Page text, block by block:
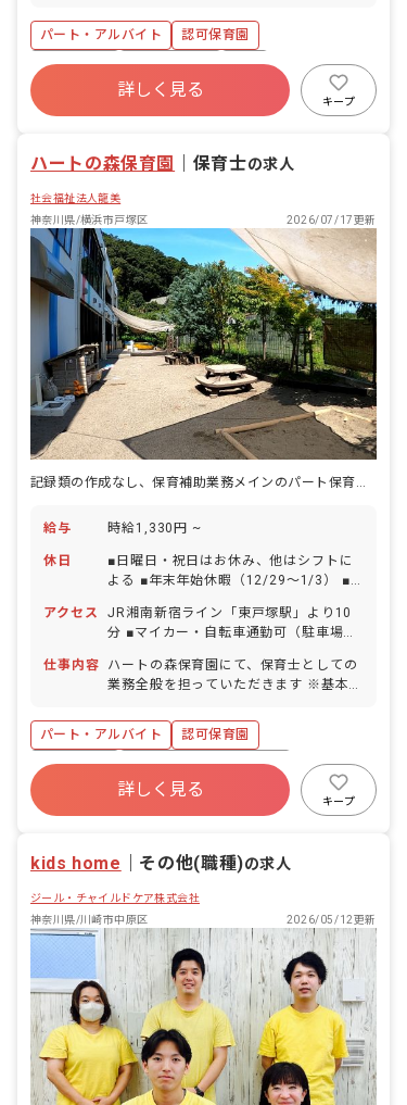
添乗など ＜クラス定員＞ 0歳児クラス
7名／職員3名 1歳児クラス 19名／職員
4名 2歳児クラス 19名／職員4名 3歳児
クラス 20名／職員2名 4歳児クラス
20名／職員2名 5歳児クラス 20名／職
員2名 ※フリー4名、主任1名になりま
していることなど） 「働く保護者を応援
けではなく保護者のサポートも大切に考
えています。また、保護者の要望には柔
軟に対応しています。baby homeは体験
と主体性を大切に保育計画を考えてお
り、英語、リトミック、サッカー、スイ
ミングなど幼児教育を実践しています。
総床面積が493平米の園内では広々と保
育が行なえますよ！
パート・アルバイト
認可保育園
正社員登用
社会保険完備
有給
昇給昇進あり
未経験歓迎
詳しく見る
キープ
ハートの森保育園 保育士の求人
社会福祉法人龍美
神奈川県/横浜市戸塚区
2026/07/17更新
給与 時給1,330円 ~
休日
■日曜日・祝日はお休み、他はシフトに
よる ■年末年始休暇（12/29～1/3） ■
日単位での取得可能／有給休暇を使って
5日以上の連休も取得可能） ■慶弔休暇
■出産前後・育児休暇（取得率100％・
復帰率100%） ■介護休暇・看護休暇
アクセス
JR湘南新宿ライン「東戸塚駅」より10
分 ■マイカー・自転車通勤可（駐車場は
仕事内容
ハートの森保育園にて、保育士としての
業務全般を担っていただきます ※基本的
具体的な仕事内容 ・保育補助 ・個別日
誌 ・ 配膳 ・連絡帳 など
パート・アルバイト
認可保育園
正社員登用
寮・住宅・家賃補助あり
社会保険完備
有給
福利厚生充実
詳しく見る
キープ
kids home その他(職種)の求人
ジール・チャイルドケア株式会社
神奈川県/川崎市中原区
2026/05/12更新